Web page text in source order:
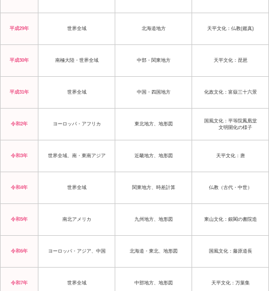
平成29年 世界全域 北海道地方 天平文化：仏教(鑑真)
平成30年 南極大陸・世界全域 中部・関東地方 天平文化：琵琶
平成31年 世界全域 中国・四国地方 化政文化：富嶽三十六景
令和2年 ヨーロッパ・アフリカ 東北地方、地形図
国風文化：平等院鳳凰堂
文明開化の様子
令和3年 世界全域、南・東南アジア 近畿地方、地形図 天平文化：唐
令和4年 世界全域 関東地方、時差計算 仏教（古代・中世）
令和5年 南北アメリカ 九州地方、地形図 東山文化：銀閣の書院造
令和6年 ヨーロッパ・アジア、中国 北海道・東北、地形図 国風文化：藤原道長
令和7年 世界全域 中部地方、地形図 天平文化：万葉集